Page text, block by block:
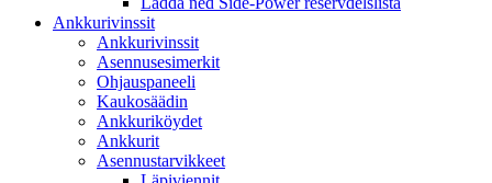
Ankkurivinssit
Ankkurivinssit
Asennusesimerkit
Ohjauspaneeli
Kaukosäädin
Ankkuriköydet
Ankkurit
Asennustarvikkeet